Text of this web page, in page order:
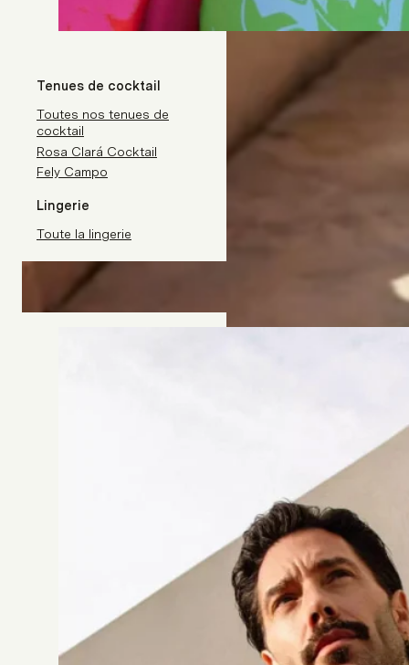
Tenues de cocktail
Toutes nos tenues de
cocktail
Rosa Clará Cocktail
Fely Campo
Lingerie
Toute la lingerie